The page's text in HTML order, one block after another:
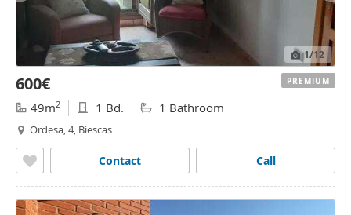
1/12
600€
49m2 1 Bd. 1 Bathroom
Ordesa, 4, Biescas
Call
Contact
PREMIUM